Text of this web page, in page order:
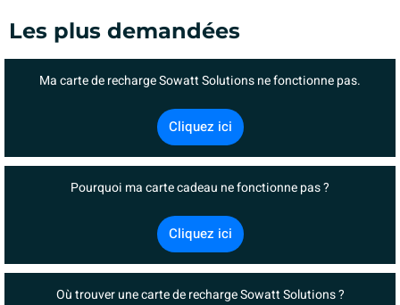
Les plus demandées
Ma carte de recharge Sowatt Solutions ne fonctionne pas.
Cliquez ici
Pourquoi ma carte cadeau ne fonctionne pas ?
Cliquez ici
Où trouver une carte de recharge Sowatt Solutions ?